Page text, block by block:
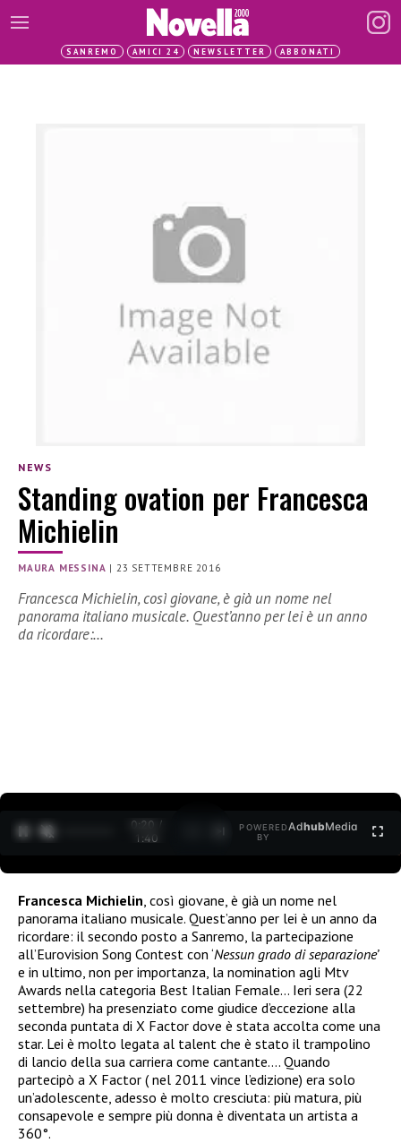
SANREMO AMICI 24 NEWSLETTER ABBONATI
NEWS
Standing ovation per Francesca
Michielin
MAURA MESSINA | 23 SETTEMBRE 2016
Francesca Michielin, così giovane, è già un nome nel
panorama italiano musicale. Quest’anno per lei è un anno
da ricordare:…
0:21 /
1:40
POWERED
BY
AdhubMedia
Francesca Michielin , così giovane, è già un nome nel
panorama italiano musicale. Quest’anno per lei è un anno da
ricordare: il secondo posto a Sanremo, la partecipazione
all’Eurovision Song Contest con ‘Nessun grado di separazione’
e in ultimo, non per importanza, la nomination agli Mtv
Awards nella categoria Best Italian Female… Ieri sera (22
settembre) ha presenziato come giudice d’eccezione alla
seconda puntata di X Factor dove è stata accolta come una
star. Lei è molto legata al talent che è stato il trampolino
di lancio della sua carriera come cantante…. Quando
partecipò a X Factor ( nel 2011 vince l’edizione) era solo
un’adolescente, adesso è molto cresciuta: più matura, più
consapevole e sempre più donna è diventata un artista a
360°.